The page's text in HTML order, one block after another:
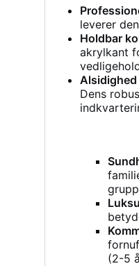
leverer
Holdbar
akrylkant
Dens
(2-5